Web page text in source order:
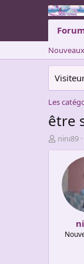
Les
être
A
u
nini89